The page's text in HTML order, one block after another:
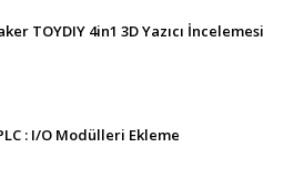
TOYDIY 4in1 3D Yazıcı İncelemesi
: I/O Modülleri Ekleme